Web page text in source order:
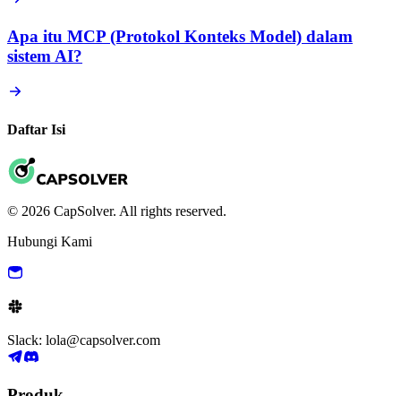
Apa itu MCP (Protokol Konteks Model) dalam
sistem AI?
Daftar Isi
© 2026 CapSolver. All rights reserved.
Hubungi Kami
Slack: lola@capsolver.com